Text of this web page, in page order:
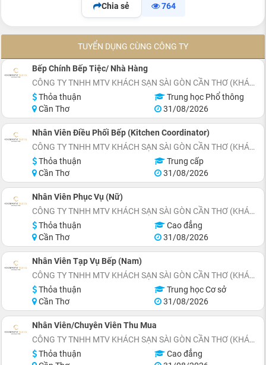
Chia sẻ 764
TUYỂN DỤNG CÙNG CÔNG TY
Bếp Chính Bếp Tiệc/ Nhà Hàng
CÔNG TY TNHH MTV KHÁCH SẠN SÀI GÒN CẦN THƠ (KHÁCH SẠN CHARMANT SUITES)
Thỏa thuận
Trung học Phổ thông
Cần Thơ
31/08/2026
Nhân Viên Điều Phối Bếp (Kitchen Coordinator)
CÔNG TY TNHH MTV KHÁCH SẠN SÀI GÒN CẦN THƠ (KHÁCH SẠN CHARMANT SUITES)
Thỏa thuận
Trung cấp
Cần Thơ
31/08/2026
Nhân Viên Phục Vụ (Nữ)
CÔNG TY TNHH MTV KHÁCH SẠN SÀI GÒN CẦN THƠ (KHÁCH SẠN CHARMANT SUITES)
Thỏa thuận
Cao đẳng
Cần Thơ
31/08/2026
Nhân Viên Tạp Vụ Bếp (Nam)
CÔNG TY TNHH MTV KHÁCH SẠN SÀI GÒN CẦN THƠ (KHÁCH SẠN CHARMANT SUITES)
Thỏa thuận
Trung học Cơ sở
Cần Thơ
31/08/2026
Nhân Viên/Chuyên Viên Thu Mua
CÔNG TY TNHH MTV KHÁCH SẠN SÀI GÒN CẦN THƠ (KHÁCH SẠN CHARMANT SUITES)
Thỏa thuận
Cao đẳng